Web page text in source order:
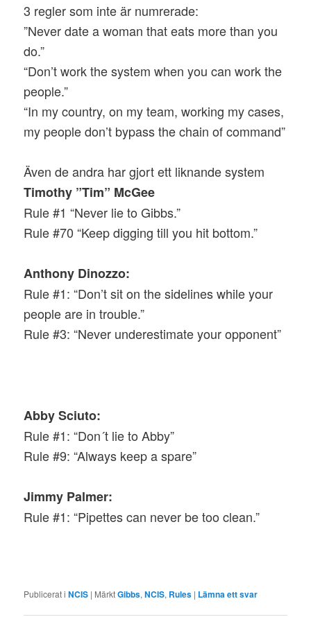
3 regler som inte är numrerade:
”Never date a woman that eats more than you
do.”
“Don’t work the system when you can work the
people.”
“In my country, on my team, working my cases,
my people don’t bypass the chain of command”
Även de andra har gjort ett liknande system
Timothy ”Tim” McGee
Rule #1 “Never lie to Gibbs.”
Rule #70 “Keep digging till you hit bottom.”
Anthony Dinozzo:
Rule #1: “Don’t sit on the sidelines while your
people are in trouble.”
Rule #3: “Never underestimate your opponent”
Abby Sciuto:
Rule #1: “Don´t lie to Abby”
Rule #9: “Always keep a spare”
Jimmy Palmer:
Rule #1: “Pipettes can never be too clean.”
Publicerat i NCIS | MärktGibbs,NCIS, Rules | Lämna ett svar